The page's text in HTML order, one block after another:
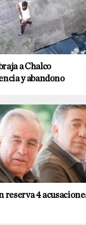
a Chalco
y abandono
reserva 4